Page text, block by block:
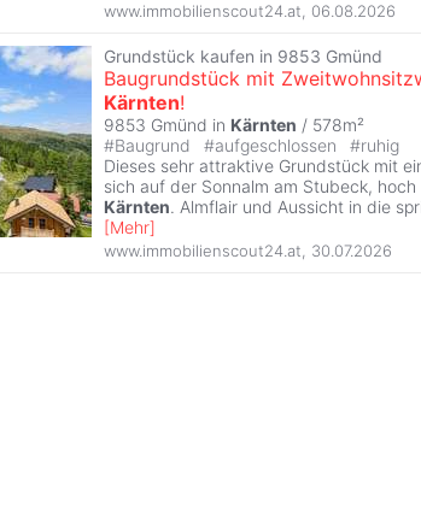
www.immobilienscout24.at, 06.08.2026
Grundstück kaufen in 9853 Gmünd
Baugrundstück mit
Kärnten!
9853 Gmünd in Kärnten / 578m²
#Baugrund #aufgeschlossen #ruhig
Dieses sehr attraktive Grundstück mit
sich auf der Sonnalm am Stubeck,
Kärnten. Almflair und Aussicht in die
[Mehr]
www.immobilienscout24.at 30.07.2026